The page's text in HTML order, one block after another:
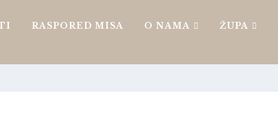
RASPORED MISA O NAMA ŽUPA